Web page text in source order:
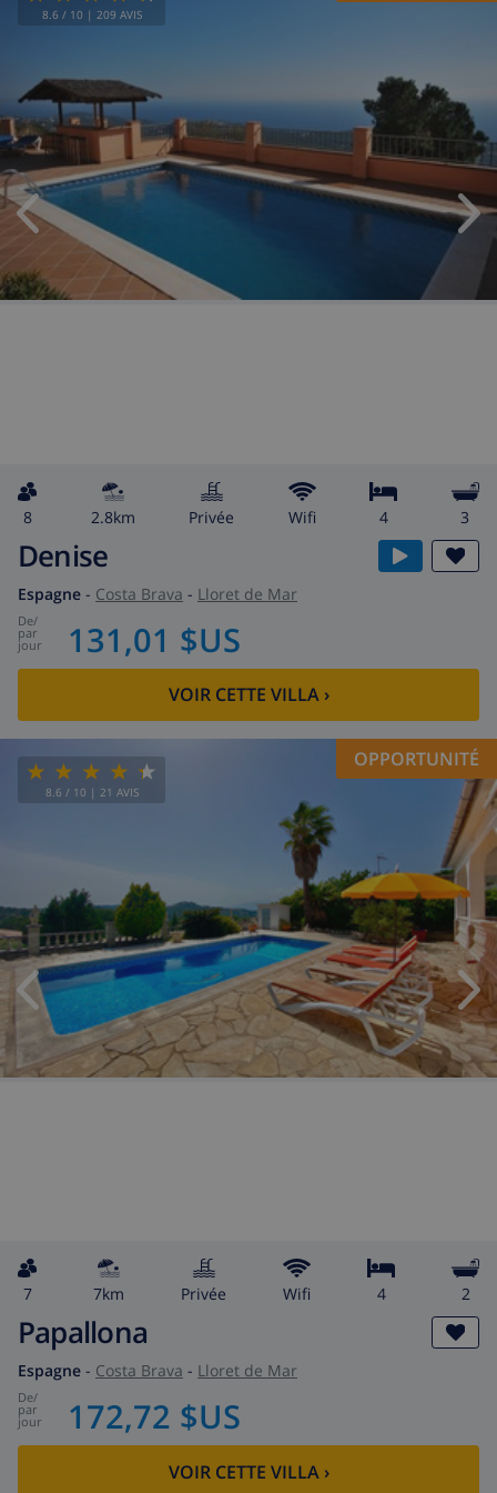
8.6 / 10 | 209 AVIS
8 2.8km privée wifi 4 3
Denise
Espagne - Costa Brava - Lloret de Mar
de/
par
jour 131,01 $US
VOIR CETTE VILLA›
8.6 / 10 | 21 AVIS
OPPORTUNITÉ
7 7km privée wifi 4 2
Papallona
Espagne - Costa Brava - Lloret de Mar
de/
par
jour 172,72 $US
VOIR CETTE VILLA›